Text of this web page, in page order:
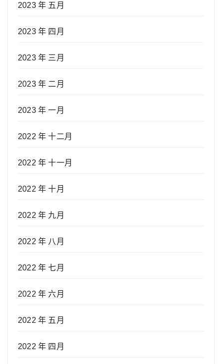
2023 年 五月
2023 年 四月
2023 年 三月
2023 年 二月
2023 年 一月
2022 年 十二月
2022 年 十一月
2022 年 十月
2022 年 九月
2022 年 八月
2022 年 七月
2022 年 六月
2022 年 五月
2022 年 四月